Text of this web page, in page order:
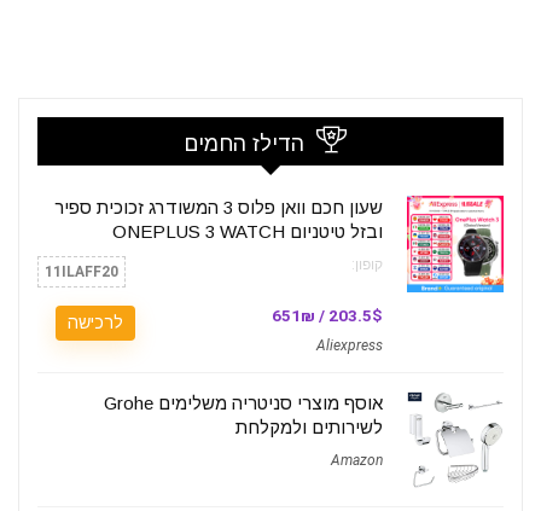
הדילז החמים
שעון חכם וואן פלוס 3 המשודרג זכוכית ספיר
ובזל טיטניום ONEPLUS 3 WATCH
קופון: 11ILAFF20
203.5$ / 651₪
Aliexpress
לרכישה
אוסף מוצרי סניטריה משלימים Grohe
לשירותים ולמקלחת
Amazon